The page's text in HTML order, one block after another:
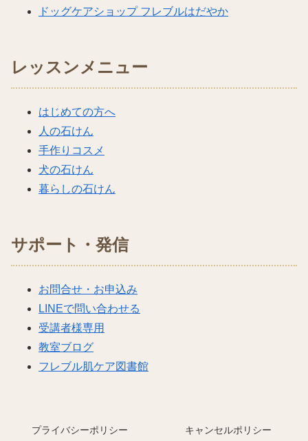
ドッグケアショップ フレブルはだやか
レッスンメニュー
はじめての方へ
人の石けん
手作りコスメ
犬の石けん
暮らしの石けん
サポート・発信
お問合せ・お申込み
LINEで問い合わせる
受講者様専用
教室ブログ
フレブル肌ケア図書館
プライバシーポリシー キャンセルポリシー